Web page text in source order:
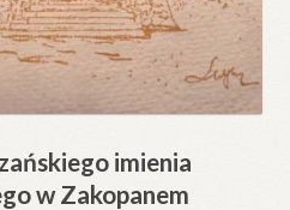
imienia
w Zakopanem